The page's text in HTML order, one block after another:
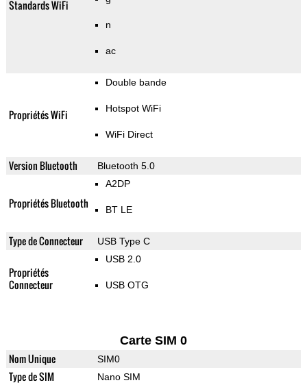
Standards WiFi
n
ac
Propriétés WiFi
Double bande
Hotspot WiFi
WiFi Direct
Version Bluetooth Bluetooth 5.0
Propriétés Bluetooth
A2DP
BT LE
Type de Connecteur USB Type C
Propriétés
Connecteur
USB 2.0
USB OTG
Carte SIM 0
Nom Unique SIM0
Type de SIM Nano SIM